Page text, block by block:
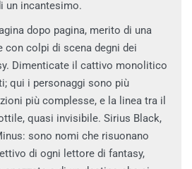
un incantesimo.
dopo pagina, merito di una
colpi di scena degni dei
Dimenticate il cattivo monolitico
qui i personaggi sono più
più complesse, e la linea tra il
quasi invisibile. Sirius Black,
sono nomi che risuonano
di ogni lettore di fantasy,